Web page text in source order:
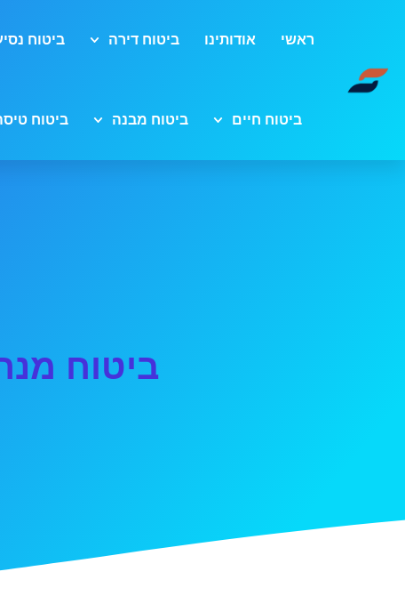
ראשי אודותינו ביטוח דירה ביטוח
ביטוח חיים ביטוח מבנה ביטוח
ביטוח